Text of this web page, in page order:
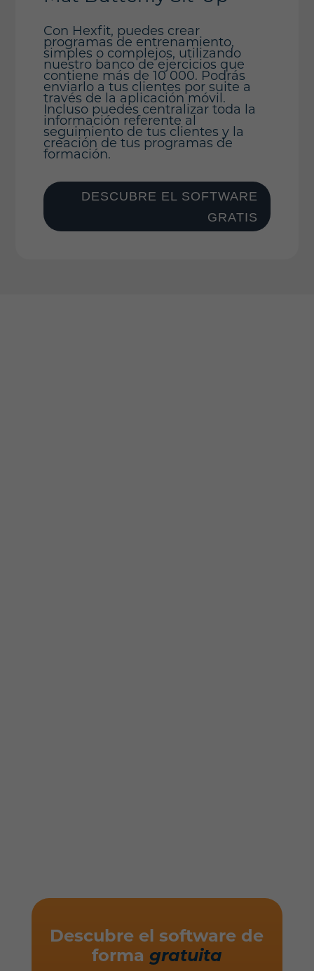
Con Hexfit, puedes crear
programas de entrenamiento,
simples o complejos, utilizando
nuestro banco de ejercicios que
contiene más de 10 000. Podrás
enviarlo a tus clientes por suite a
través de la aplicación móvil.
Incluso puedes centralizar toda la
información referente al
seguimiento de tus clientes y la
creación de tus programas de
formación.
DESCUBRE EL SOFTWARE
GRATIS
Descubre el software de
forma gratuita